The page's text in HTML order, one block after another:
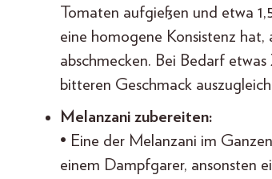
Tomaten aufgießen und etwa
eine homogene Konsistenz
abschmecken. Bei Bedarf
bitteren Geschmack
Melanzani zubereiten:
• Eine der Melanzani im
einem Dampfgarer, ansonsten